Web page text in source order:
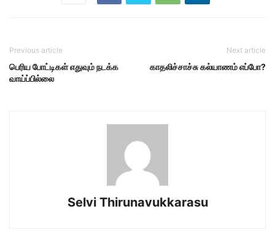
Previous article
பெரிய போட்டிகள் எதுவும் நடக்க
வாய்ப்பில்லை
Next article
காதலிச்சாச்சு கல்யாணம் எப்போ?
Selvi Thirunavukkarasu